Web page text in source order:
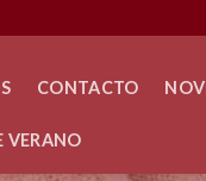
CONTACTO
VERANO